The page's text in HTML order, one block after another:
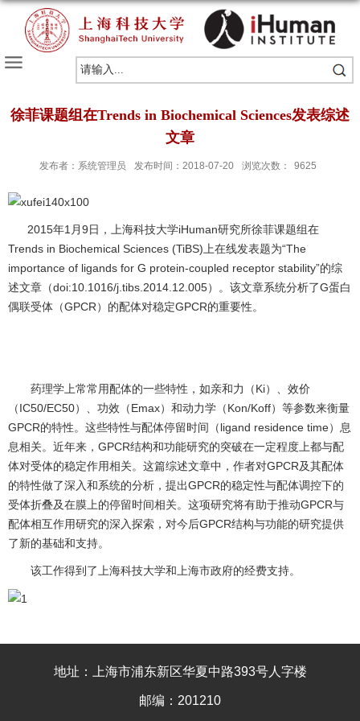
徐菲课题组在Trends in Biochemical Sciences发表综述
文章
发布者：系统管理员 发布时间：2018-07-20 浏览次数： 9625
2015年1月9日，上海科技大学iHuman研究所徐菲课题组在
Trends in Biochemical Sciences (TiBS)上在线发表题为“The
importance of ligands for G protein-coupled receptor stability”的综
述文章（doi:10.1016/j.tibs.2014.12.005）。该文章系统分析了G蛋白
偶联受体（GPCR）的配体对稳定GPCR的重要性。
药理学上常常用配体的一些特性，如亲和力（Ki）、效价
（IC50/EC50）、功效（Emax）和动力学（Kon/Koff）等参数来衡量
GPCR的特性。这些特性与配体停留时间（ligand residence time）息
息相关。近年来，GPCR结构和功能研究的突破在一定程度上都与配
体对受体的稳定作用相关。这篇综述文章中，作者对GPCR及其配体
的特性做了深入和系统的分析，提出GPCR的稳定性与配体调控下的
受体折叠及在膜上的停留时间相关。这项研究将有助于推动GPCR与
配体相互作用研究的深入探索，对今后GPCR结构与功能的研究提供
了新的基础和支持。
该工作得到了上海科技大学和上海市政府的经费支持。
地址：上海市浦东新区华夏中路393号人字楼
邮编：201210